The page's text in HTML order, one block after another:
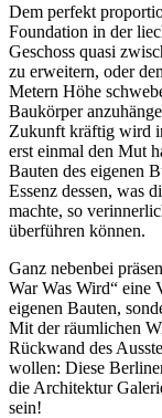
Dem perfekt
Foundation in der
Geschoss quasi
zu erweitern, oder
Metern Höhe
Baukörper
Zukunft kräftig wird
erst einmal den Mut
Bauten des eigenen
Essenz dessen, was
machte, so
überführen können.
Ganz nebenbei
War Was Wird“ eine
eigenen Bauten,
Mit der räumlichen
Rückwand des
wollen: Diese
die Architektur
sein!